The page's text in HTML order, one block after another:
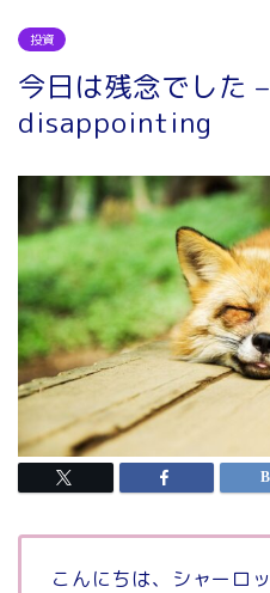
投資
今日は残念でした
disappointing
こんにちは、シャーロッ